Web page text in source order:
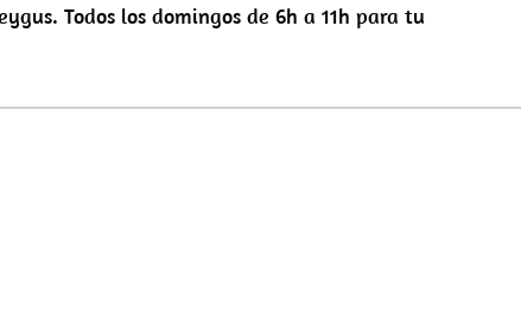
Todos los domingos de 6h a 11h para tu